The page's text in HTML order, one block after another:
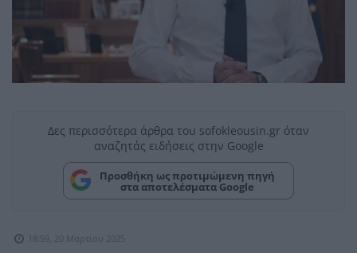
Δες περισσότερα άρθρα του sofokleousin.gr όταν
αναζητάς ειδήσεις στην Google
Προσθήκη ως προτιμώμενη πηγή
στα αποτελέσματα Google
18:59, 20 Μαρτίου 2025